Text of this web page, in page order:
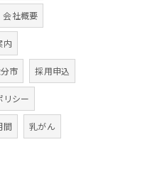
会社概要
内
市 採用申込
リシー
間 乳がん